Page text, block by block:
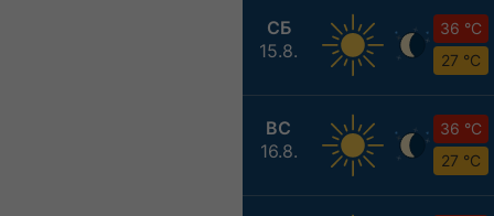
СБ
15.8.
36 °C
27 °C
ВС
16.8.
36 °C
27 °C